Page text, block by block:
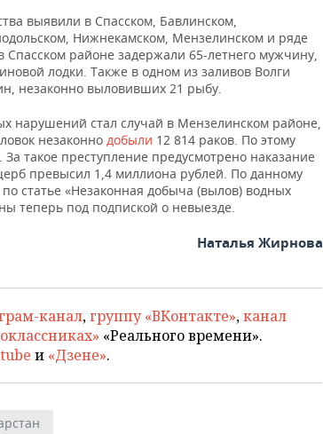
выявили в Спасском, Бавлинском,
Нижнекамском, Мензелинском и ряде
Спасском районе задержали 65-летнего мужчину,
лодки. Также в одном из заливов Волги
незаконно выловивших 21 рыбу.
нарушений стал случай в Мензелинском районе,
незаконно добыли 12 814 раков. По этому
За такое преступление предусмотрено наказание
превысил 1,4 миллиона рублей. По данному
статье «Незаконная добыча (вылов) водных
теперь под подпиской о невыезде.
Наталья Жирнова
канал,группу «ВКонтакте»,канал
«Реального времени».
и «Дзене».